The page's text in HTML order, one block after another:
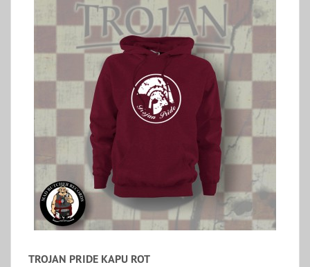
TROJAN PRIDE KAPU ROT